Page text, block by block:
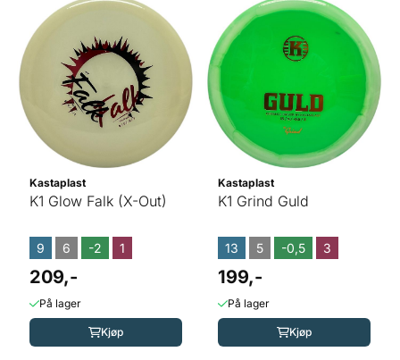
Kastaplast
K1 Glow Falk (X-Out)
9 6 -2 1
209,-
På lager
Kjøp
Kastaplast
K1 Grind Guld
13 5 -0,5 3
199,-
På lager
Kjøp